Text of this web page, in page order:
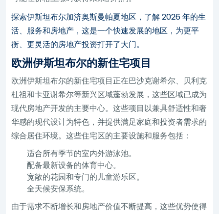
探索伊斯坦布尔加济奥斯曼帕夏地区，了解 2026 年的生
活、服务和房地产，这是一个快速发展的地区，为更平
衡、更灵活的房地产投资打开了大门。
欧洲伊斯坦布尔的新住宅项目
欧洲伊斯坦布尔的新住宅项目正在巴沙克谢希尔、贝利克
杜祖和卡亚谢希尔等新兴区域蓬勃发展，这些区域已成为
现代房地产开发的主要中心。这些项目以兼具舒适性和奢
华感的现代设计为特色，并提供满足家庭和投资者需求的
综合居住环境。这些住宅区的主要设施和服务包括：
适合所有季节的室内外游泳池。
配备最新设备的体育中心。
宽敞的花园和专门的儿童游乐区。
全天候安保系统。
由于需求不断增长和房地产价值不断提高，这些优势使得